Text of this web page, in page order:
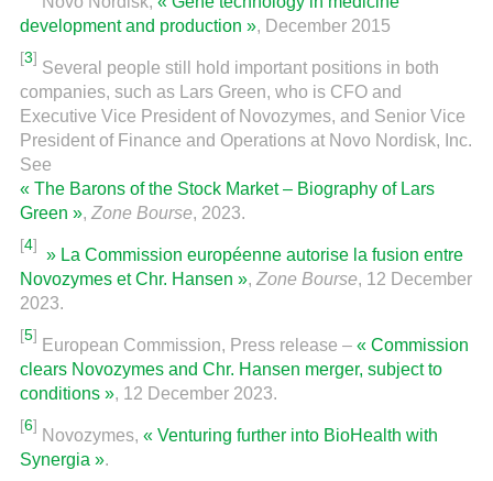
development and production », December 2015
[3]
Several people still hold important positions in both
companies, such as Lars Green, who is CFO and
Executive Vice President of Novozymes, and Senior Vice
President of Finance and Operations at Novo Nordisk, Inc.
See
« The Barons of the Stock Market – Biography of Lars
Green », Zone Bourse, 2023.
[4]
» La Commission européenne autorise la fusion entre
Novozymes et Chr. Hansen », Zone Bourse, 12 December
2023.
[5]
European Commission, Press release – « Commission
clears Novozymes and Chr. Hansen merger, subject to
conditions », 12 December 2023.
[6]
Novozymes, « Venturing further into BioHealth with
Synergia ».